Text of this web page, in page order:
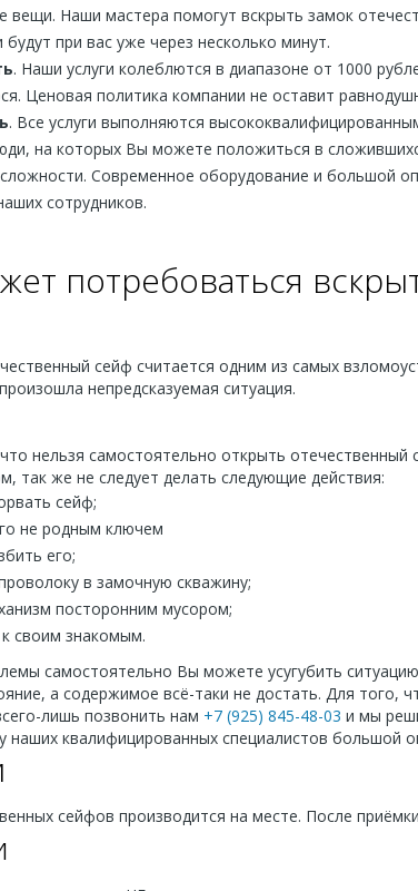
вещи. Наши мастера помогут вскрыть замок
при вас уже через несколько минут.
. Наши услуги колеблются в диапазоне от 1000
Ценовая политика компании не оставит
. Все услуги выполняются
на которых Вы можете положиться в
Современное оборудование и большой
сотрудников.
потребоваться
сейф считается одним из самых
непредсказуемая ситуация.
нельзя самостоятельно открыть
так же не следует делать следующие действия:
сейф;
не родным ключем
его;
в замочную скважину;
посторонним мусором;
своим знакомым.
самостоятельно Вы можете усугубить
а содержимое всё-таки не достать. Для того,
лишь позвонить нам +7 (925) 845-48-03 и мы
наших квалифицированных специалистов большой
сейфов производится на месте. После